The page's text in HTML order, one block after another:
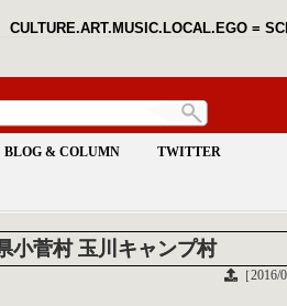
CULTURE.ART.MUSIC.LOCAL.EGO =
BLOG & COLUMN TWITTER
小菅村 玉川キャンプ村
［2016/